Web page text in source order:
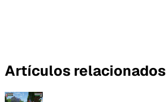
Artículos relacionados